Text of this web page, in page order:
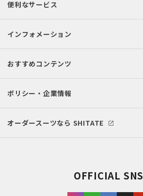
便利なサービス
インフォメーション
おすすめコンテンツ
ポリシー・企業情報
オーダースーツなら SHITATE
OFFICIAL SNS